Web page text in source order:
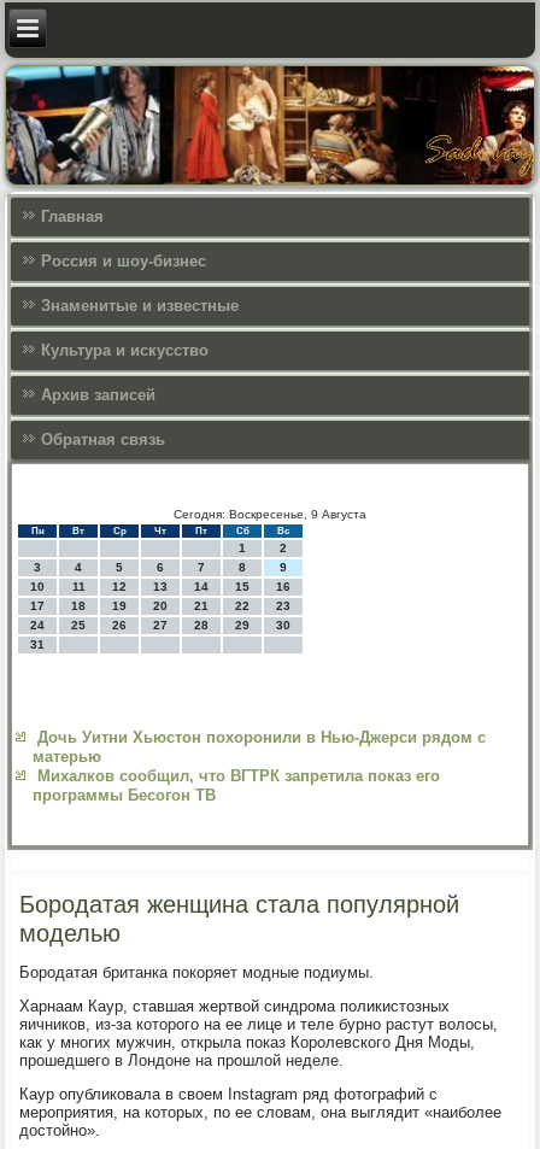
Главная
Россия и шоу-бизнес
Знаменитые и известные
Культура и искусcтво
Архив записей
Обратная связь
Сегодня: Воскресенье, 9 Августа
Пн Вт Ср Чт Пт Сб Вс
1
2
3
4 5 6 7 8
9
10
11 12 13 14 15
16
17
18 19 20 21 22
23
24
25 26 27 28 29
30
31
Дочь Уитни Хьюстон похоронили в Нью-Джерси рядом с
матерью
Михалков сообщил, что ВГТРК запретила показ его
программы Бесогон ТВ
Бородатая женщина стала популярной
моделью
Бородатая британка покоряет модные подиумы.
Харнаам Каур, ставшая жертвой синдрома поликистозных
яичников, из-за которого на ее лице и теле бурно растут волосы,
как у многих мужчин, открыла показ Королевского Дня Моды,
прошедшего в Лондоне на прошлой неделе.
Каур опубликовала в своем Instagram ряд фотографий с
мероприятия, на которых, по ее словам, она выглядит «наиболее
достойно».